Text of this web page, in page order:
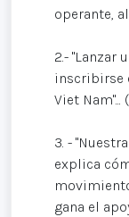
operante,
2.- "Lanzar
inscribirse
Viet
3. -
explica
gana el